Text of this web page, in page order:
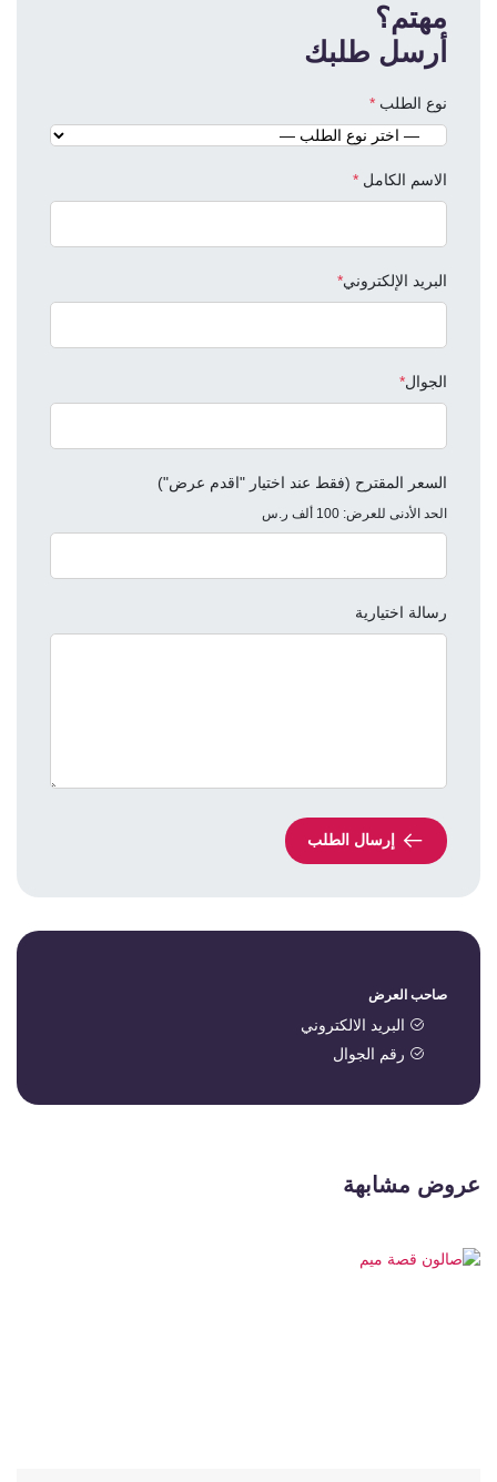
مهتم؟
أرسل طلبك
نوع الطلب *
الاسم الكامل *
البريد الإلكتروني*
الجوال*
السعر المقترح (فقط عند اختيار "اقدم عرض")
الحد الأدنى للعرض: 100 ألف ر.س
رسالة اختيارية
إرسال الطلب
صاحب العرض
البريد الالكتروني
رقم الجوال
عروض مشابهة